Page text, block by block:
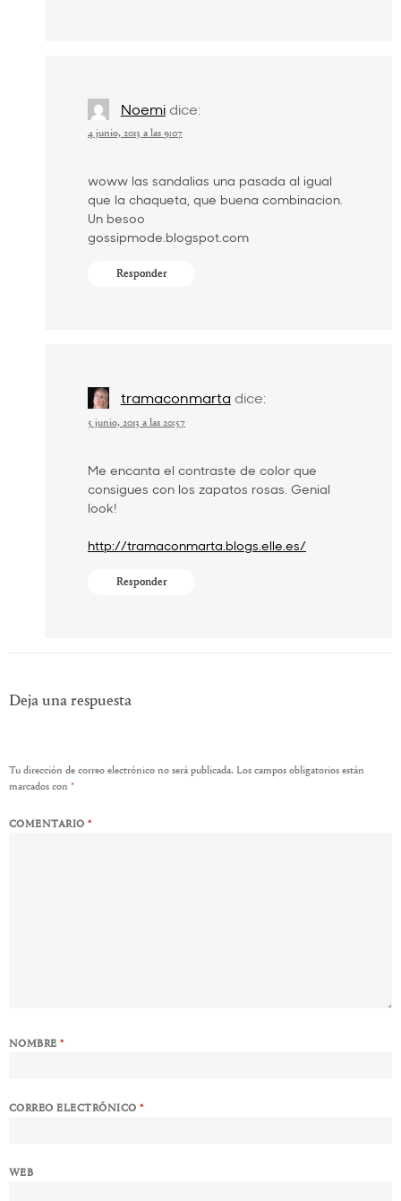
Noemi dice:
4 junio, 2013 a las 9:07
woww las sandalias una pasada al igual
que la chaqueta, que buena combinacion.
Un besoo
gossipmode.blogspot.com
Responder
tramaconmarta dice:
5 junio, 2013 a las 20:57
Me encanta el contraste de color que
consigues con los zapatos rosas. Genial
look!
http://tramaconmarta.blogs.elle.es/
Responder
Deja una respuesta
Tu dirección de correo electrónico no será publicada. Los campos obligatorios están
marcados con *
COMENTARIO*
NOMBRE*
CORREO ELECTRÓNICO*
WEB